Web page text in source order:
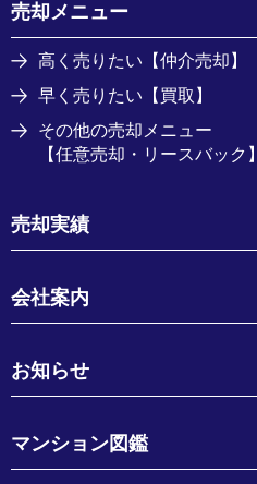
売却メニュー
高く売りたい【仲介売却】
早く売りたい【買取】
その他の売却メニュー
【任意売却・リースバック】
売却実績
会社案内
お知らせ
マンション図鑑